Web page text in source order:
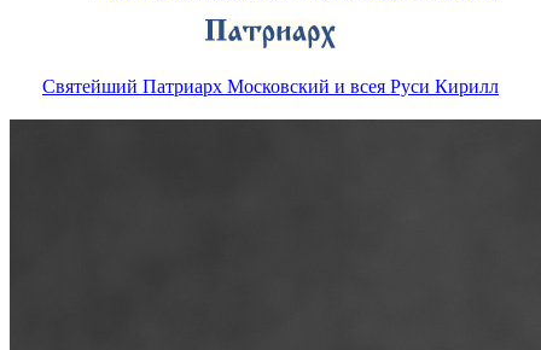
Святейший Патриарх Московский и всея Руси Кирилл